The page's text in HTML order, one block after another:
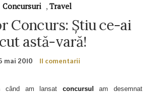
Concursuri , Travel
Concurs: Știu ce-ai
astă-vară!
mai 2010 11 comentarii
când am lansat concursul am desemnat